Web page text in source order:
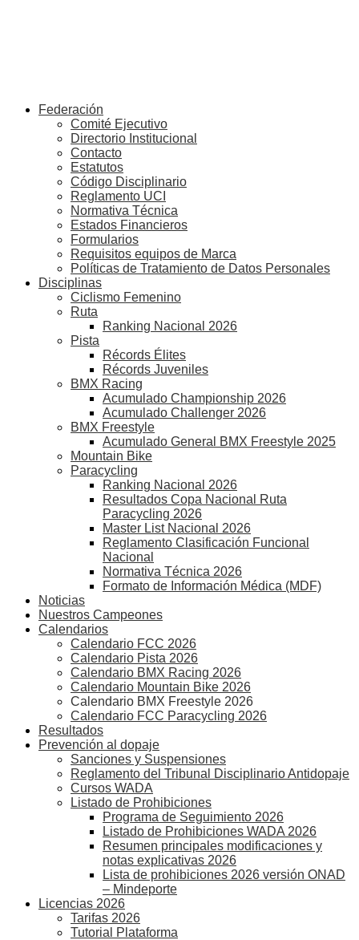
Federación
Comité Ejecutivo
Directorio Institucional
Contacto
Estatutos
Código Disciplinario
Reglamento UCI
Normativa Técnica
Estados Financieros
Formularios
Requisitos equipos de Marca
Políticas de Tratamiento de Datos Personales
Disciplinas
Ciclismo Femenino
Ruta
Ranking Nacional 2026
Pista
Récords Élites
Récords Juveniles
BMX Racing
Acumulado Championship 2026
Acumulado Challenger 2026
BMX Freestyle
Acumulado General BMX Freestyle 2025
Mountain Bike
Paracycling
Ranking Nacional 2026
Resultados Copa Nacional Ruta
Paracycling 2026
Master List Nacional 2026
Reglamento Clasificación Funcional
Nacional
Normativa Técnica 2026
Formato de Información Médica (MDF)
Noticias
Nuestros Campeones
Calendarios
Calendario FCC 2026
Calendario Pista 2026
Calendario BMX Racing 2026
Calendario Mountain Bike 2026
Calendario BMX Freestyle 2026
Calendario FCC Paracycling 2026
Resultados
Prevención al dopaje
Sanciones y Suspensiones
Reglamento del Tribunal Disciplinario Antidopaje
Cursos WADA
Listado de Prohibiciones
Programa de Seguimiento 2026
Listado de Prohibiciones WADA 2026
Resumen principales modificaciones y
notas explicativas 2026
Lista de prohibiciones 2026 versión ONAD
– Mindeporte
Licencias 2026
Tarifas 2026
Tutorial Plataforma